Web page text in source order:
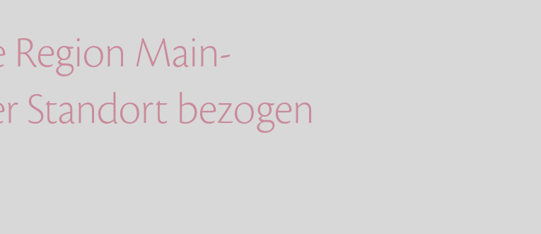
Region Main-
Standort bezogen